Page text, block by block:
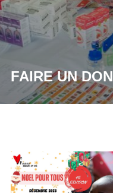
FAIRE UN DON